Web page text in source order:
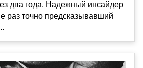
два года. Надежный инсайдер
раз точно предсказывавший